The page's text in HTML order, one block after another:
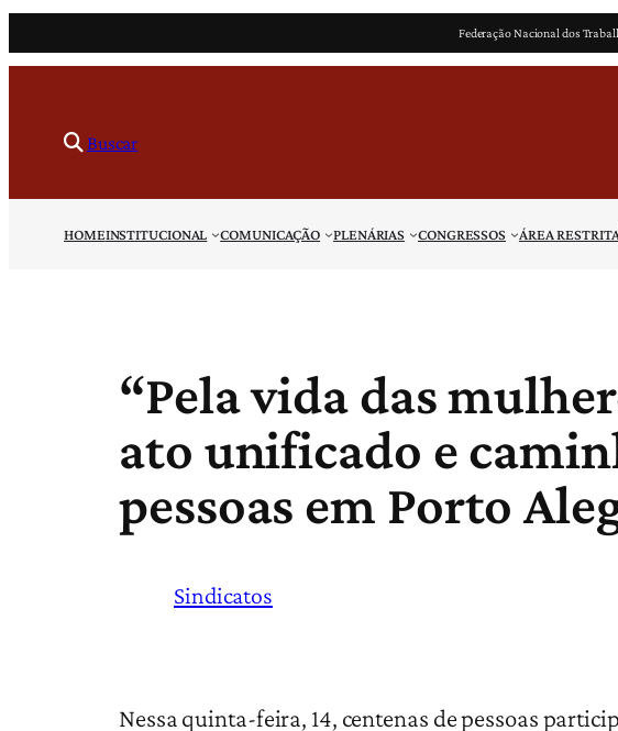
para
conteúdo
Federação Nacional dos
Buscar
HOMEINSTITUCIONAL COMUNICAÇÃO PLENÁRIAS CONGRESSOS ÁREA
“Pela vida das
ato unificado e
pessoas em Porto
Sindicatos
Nessa quinta-feira, 14, centenas de pessoas